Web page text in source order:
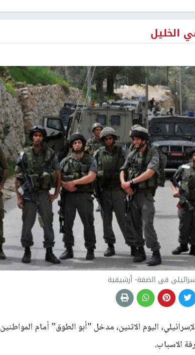
الخليل
في الضفة- أرشيفية
اليوم الاثنين، مدخل "أبو الطوق" أمام المواطنين
الاسباب.